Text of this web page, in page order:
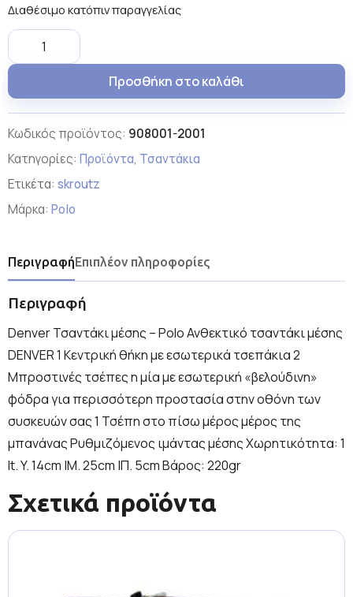
Διαθέσιμο κατόπιν παραγγελίας
Προσθήκη στο καλάθι
Κωδικός προϊόντος: 908001-2001
Κατηγορίες: Προϊόντα, Τσαντάκια
Ετικέτα: skroutz
Μάρκα: Polo
ΠεριγραφήΕπιπλέον πληροφορίες
Περιγραφή
Denver Τσαντάκι μέσης – Polo Ανθεκτικό τσαντάκι μέσης
DENVER 1 Κεντρική θήκη με εσωτερικά τσεπάκια 2
Μπροστινές τσέπες η μία με εσωτερική «βελούδινη»
φόδρα για περισσότερη προστασία στην οθόνη των
συσκευών σας 1 Τσέπη στο πίσω μέρος μέρος της
μπανάνας Ρυθμιζόμενος ιμάντας μέσης Χωρητικότητα: 1
lt. Y. 14cm |Μ. 25cm |Π. 5cm Βάρος: 220gr
Σχετικά προϊόντα